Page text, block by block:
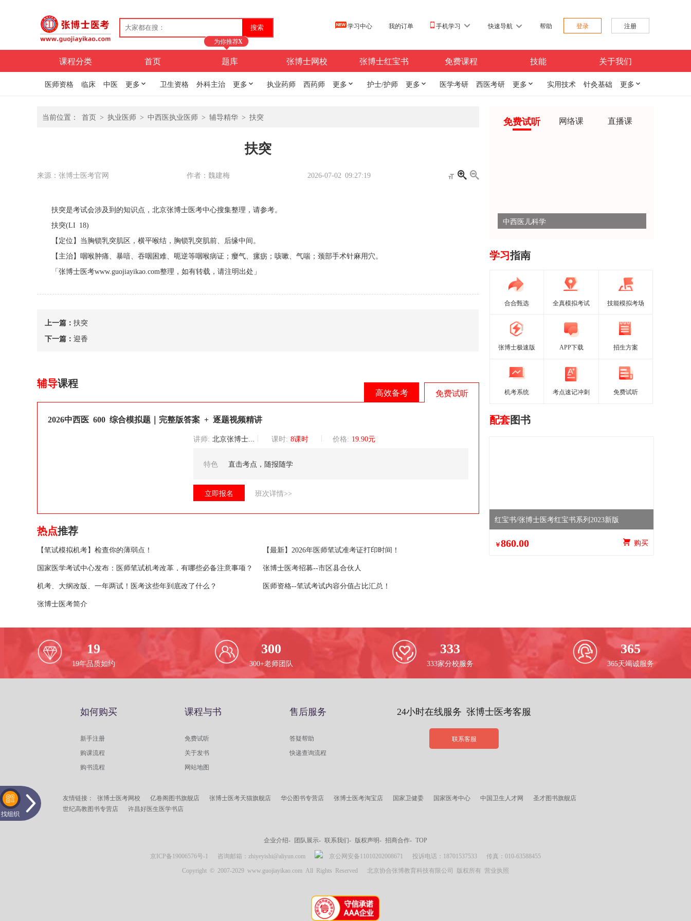
学习中心 我的订单 手机学习 快速导航 帮助 登录 注册
课程分类 首页 题库
为你推荐X
张博士网校 张博士红宝书 免费课程 技能 关于我们
医师资格 临床 中医 更多 卫生资格 外科主治 更多  执业药师 西药师 更多  护士/护师 更多  医学考研 西医考研 更多  实用技术 针灸基础 更多 
当前位置： 首页 > 执业医师 > 中西医执业医师 > 辅导精华 > 扶突
扶突
来源：张博士医考官网 作者：魏建梅 2026-07-02 09:27:19   
扶突是考试会涉及到的知识点，北京张博士医考中心搜集整理，请参考。
扶突(LI 18)
【定位】当胸锁乳突肌区，横平喉结，胸锁乳突肌前、后缘中间。
【主治】咽喉肿痛、暴喑、吞咽困难、呃逆等咽喉病证；瘿气、瘰疬；咳嗽、气喘；颈部手术针麻用穴。
「张博士医考www.guojiayikao.com整理，如有转载，请注明出处」
上一篇： 扶突
下一篇： 迎香
辅导课程
高效备考 免费试听
2026中西医 600 综合模拟题｜完整版答案 + 逐题视频精讲
讲师: 北京张博士医考巡讲团核心讲师 课时: 8课时 价格: 19.90元
特色 直击考点，随报随学
立即报名 班次详情>>
热点推荐
【笔试模拟机考】检查你的薄弱点！ 【最新】2026年医师笔试准考证打印时间！
国家医学考试中心发布：医师笔试机考改革，有哪些必备注意事项？ 张博士医考招募--市区县合伙人
机考、大纲改版、一年两试！医考这些年到底改了什么？ 医师资格--笔试考试内容分值占比汇总！
张博士医考简介
免费试听 网络课 直播课
中西医儿科学
学习指南
合合甄选 全真模拟考试 技能模拟考场
张博士极速版 APP下载 招生方案
机考系统 考点速记冲刺 免费试听
配套图书
红宝书/张博士医考红宝书系列2023新版
￥860.00  购买
19
19年品质如约
300
300+老师团队
333
333家分校服务
365
365天竭诚服务
如何购买
新手注册
购课流程
购书流程
课程与书
免费试听
关于发书
网站地图
售后服务
答疑帮助
快递查询流程
24小时在线服务 张博士医考客服
联系客服
友情链接： 张博士医考网校 亿卷阁图书旗舰店 张博士医考天猫旗舰店 华公图书专营店 张博士医考淘宝店 国家卫健委 国家医考中心 中国卫生人才网
圣才图书旗舰店
世纪高教图书专营店
许昌好医生医学书店
企业介绍- 团队展示- 联系我们- 版权声明- 招商合作- TOP
京ICP备19006576号-1 咨询邮箱：zhiyeyishi@aliyun.com 京公网安备11010202008671 投诉电话：18701537533 传真：010-63588455
Copyright © 2007-2029 www.guojiayikao.com All Rights Reserved 北京协合张博教育科技有限公司 版权所有 营业执照
找组织